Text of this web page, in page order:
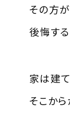
その方が
後悔す
家は建
そこから